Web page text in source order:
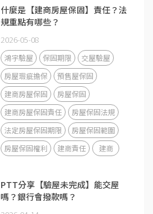
什麼是【建商房屋保固】責任？法
規重點有哪些？
2026-05-08
鴻宇驗屋 保固期限
交屋驗屋
房屋瑕疵擔保
預售屋保固
建商房屋保固
房屋保固
建商房屋保固責任
房屋保固法規
法定房屋保固期限
房屋保固範圍
房屋保固權利
建商責任 建商
PTT分享【驗屋未完成】能交屋
嗎？銀行會撥款嗎？